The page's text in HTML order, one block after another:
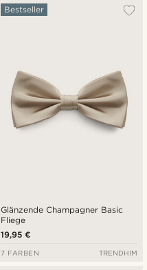
Glänzende Champagner Basic
Fliege
Bestseller
19,95 €
7 FARBEN TRENDHIM